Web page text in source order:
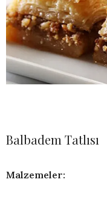
Balbadem Tatlısı
Malzemeler: